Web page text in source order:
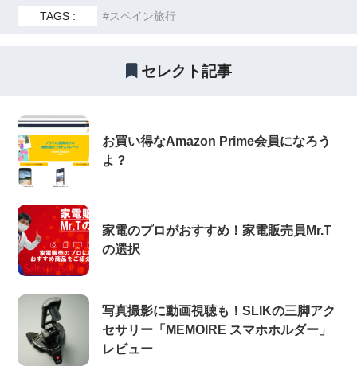
TAGS : スペイン旅行
セレクト記事
お買い得なAmazon Prime会員になろう
よ？
家電のプロがおすすめ！家電販売員Mr.T
の選択
写真撮影に動画視聴も！SLIKの三脚アク
セサリー「MEMOIRE スマホホルダー」
レビュー